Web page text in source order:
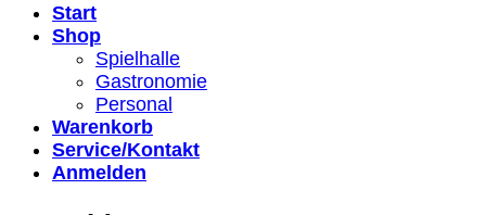
Start
Shop
Spielhalle
Gastronomie
Personal
Warenkorb
Service/Kontakt
Anmelden